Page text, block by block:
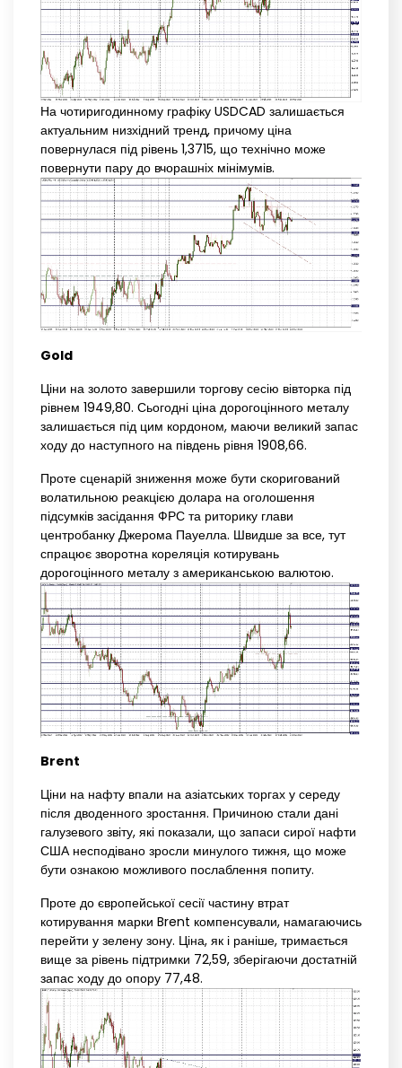
На чотиригодинному графіку USDCAD залишається
актуальним низхідний тренд, причому ціна
повернулася під рівень 1,3715, що технічно може
повернути пару до вчорашніх мінімумів.
Gold
Ціни на золото завершили торгову сесію вівторка під
рівнем 1949,80. Сьогодні ціна дорогоцінного металу
залишається під цим кордоном, маючи великий запас
ходу до наступного на південь рівня 1908,66.
Проте сценарій зниження може бути скоригований
волатильною реакцією долара на оголошення
підсумків засідання ФРС та риторику глави
центробанку Джерома Пауелла. Швидше за все, тут
спрацює зворотна кореляція котирувань
дорогоцінного металу з американською валютою.
Brent
Ціни на нафту впали на азіатських торгах у середу
після дводенного зростання. Причиною стали дані
галузевого звіту, які показали, що запаси сирої нафти
США несподівано зросли минулого тижня, що може
бути ознакою можливого послаблення попиту.
Проте до європейської сесії частину втрат
котирування марки Brent компенсували, намагаючись
перейти у зелену зону. Ціна, як і раніше, тримається
вище за рівень підтримки 72,59, зберігаючи достатній
запас ходу до опору 77,48.